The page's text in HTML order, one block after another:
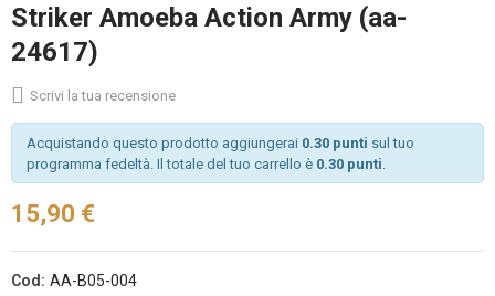
Striker Amoeba Action Army (aa-
24617)
Scrivi la tua recensione
Acquistando questo prodotto aggiungerai 0.30 punti sul tuo
programma fedeltà. Il totale del tuo carrello è 0.30 punti
15,90 €
Cod: AA-B05-004